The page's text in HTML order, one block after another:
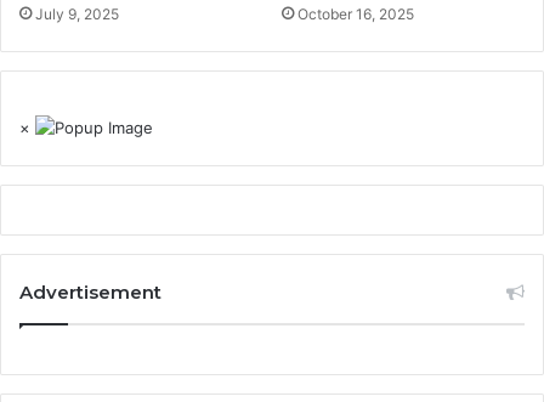
July 9, 2025 October 16, 2025
×
Advertisement